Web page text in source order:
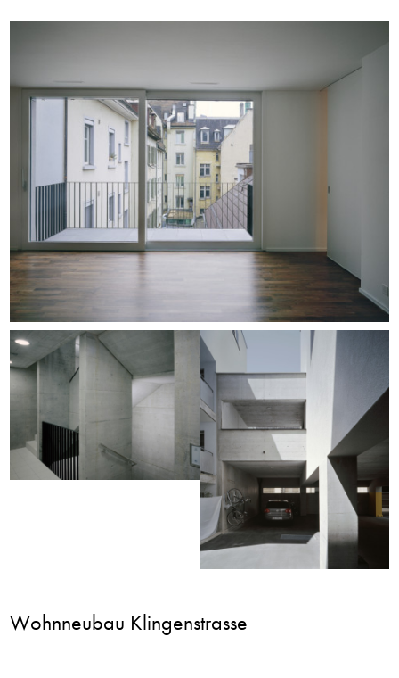
Wohnneubau Klingenstrasse